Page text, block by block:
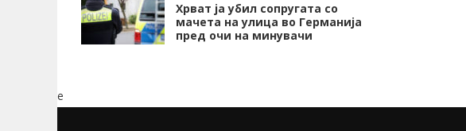
Хрват ја убил сопругата со
мачета на улица во Германија
пред очи на минувачи
e